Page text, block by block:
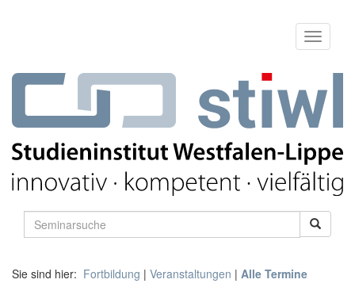
Sie sind hier: Fortbildung | Veranstaltungen | Alle Termine